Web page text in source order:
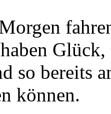
so bereits
können.